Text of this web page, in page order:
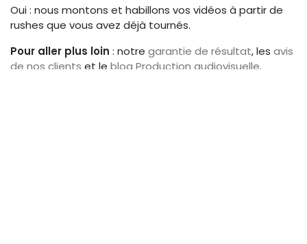
Oui : nous montons et habillons vos vidéos à partir de
rushes que vous avez déjà tournés.
Pour aller plus loin : notre garantie de résultat, les avis
de nos clients et le blog Production audiovisuelle.